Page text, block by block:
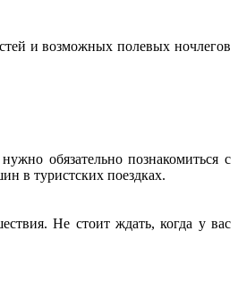
и возможных полевых ночлегов
обязательно познакомиться с
в туристских поездках.
Не стоит ждать, когда у вас